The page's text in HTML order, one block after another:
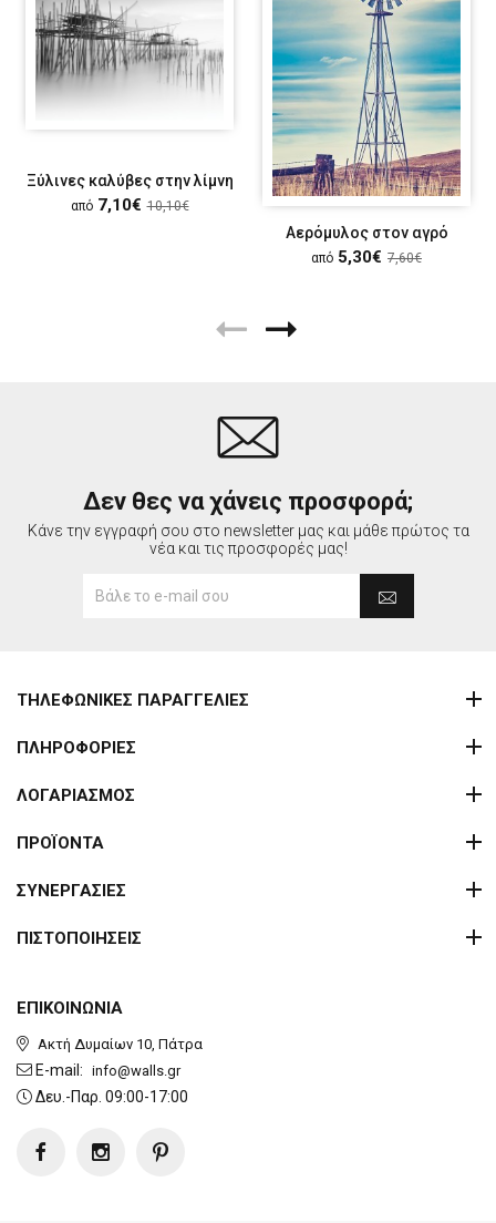
Ξύλινες καλύβες στην λίμνη
από 7,10€ 10,10€
Αερόμυλος στον αγρό
από 5,30€ 7,60€
Δεν θες να χάνεις προσφορά;
Κάνε την εγγραφή σου στο newsletter μας και μάθε πρώτος τα
νέα και τις προσφορές μας!
ΕΠΙΚΟΙΝΩΝΙΑ
Ακτή Δυμαίων 10, Πάτρα
E-mail: info@walls.gr
Δευ.-Παρ. 09:00-17:00
ΤΗΛΕΦΩΝΙΚΕΣ ΠΑΡΑΓΓΕΛΙΕΣ
ΠΛΗΡΟΦΟΡΙΕΣ
ΛΟΓΑΡΙΑΣΜΟΣ
ΠΡΟΪΟΝΤΑ
ΣΥΝΕΡΓΑΣΙΕΣ
ΠΙΣΤΟΠΟΙΗΣΕΙΣ